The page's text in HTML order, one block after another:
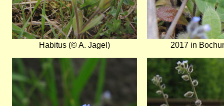
Habitus (© A. Jagel)
2017 in
Bild